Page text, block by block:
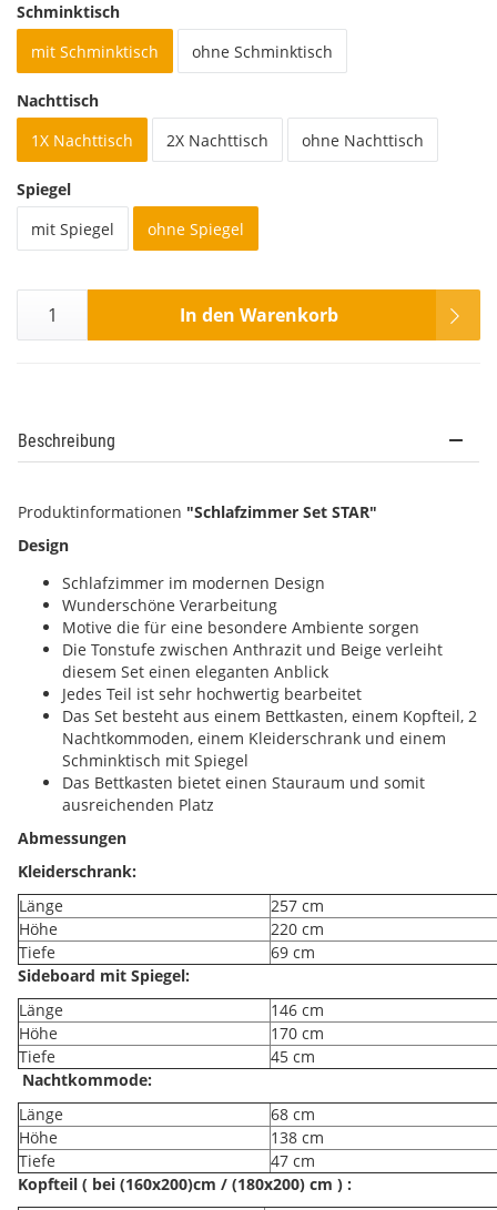
Schminktisch
mit Schminktisch
ohne Schminktisch
Nachttisch
1X Nachttisch
2X Nachttisch ohne Nachttisch
Spiegel
mit Spiegel
ohne Spiegel
In den Warenkorb
Beschreibung
Produktinformationen "Schlafzimmer Set STAR"
Design
Schlafzimmer im modernen Design
Wunderschöne Verarbeitung
Motive die für eine besondere Ambiente sorgen
Die Tonstufe zwischen Anthrazit und Beige verleiht
diesem Set einen eleganten Anblick
Jedes Teil ist sehr hochwertig bearbeitet
Das Set besteht aus einem Bettkasten, einem Kopfteil, 2
Nachtkommoden, einem Kleiderschrank und einem
Schminktisch mit Spiegel
Das Bettkasten bietet einen Stauraum und somit
ausreichenden Platz
Abmessungen
Kleiderschrank:
Länge
257 cm
Höhe
220 cm
Tiefe
69 cm
Sideboard mit Spiegel:
Länge
146 cm
Höhe
170 cm
Tiefe
45 cm
Nachtkommode:
Länge
68 cm
Höhe
138 cm
Tiefe
47 cm
Kopfteil ( bei (160x200)cm / (180x200) cm ) :